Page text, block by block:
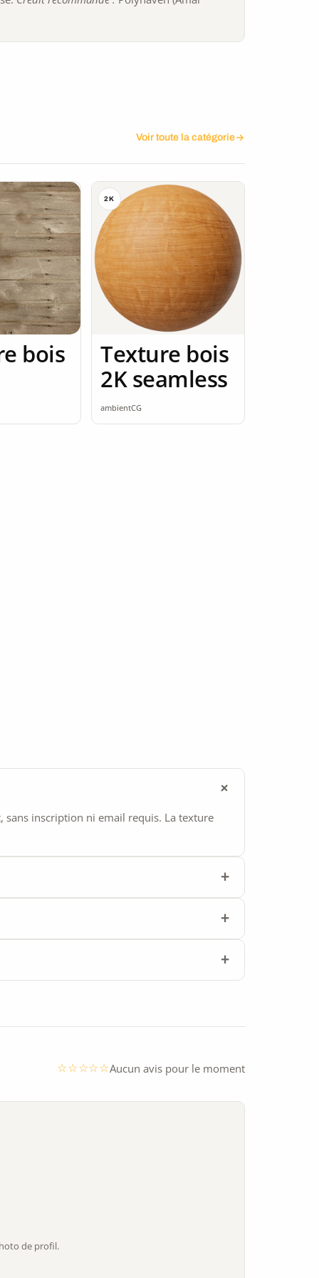
Voir toute la catégorie
bois
2K
Texture bois
2K seamless
ambientCG
sans inscription ni email requis. La texture
Aucun avis pour le moment
de profil.